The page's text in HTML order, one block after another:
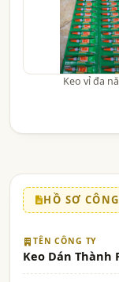
Keo vỉ đa
HỒ SƠ
TÊN CÔNG TY
Keo Dán Thành